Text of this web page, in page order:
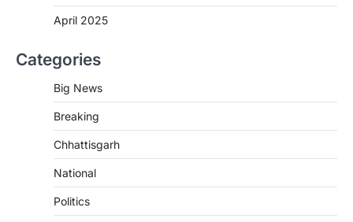
April 2025
Categories
Big News
Breaking
Chhattisgarh
National
Politics
आश्रय देने, गौ-संरक्षण को बढ़ावा देने…
CG: शराब दुकानों में गड़बड़ी पर आबकारी